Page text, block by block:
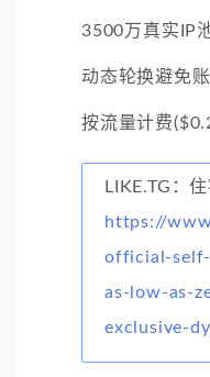
3500万真实IP
动态轮换避免
按流量计费
LIKE.TG：
https://
official-
as-low-as-
exclusive-